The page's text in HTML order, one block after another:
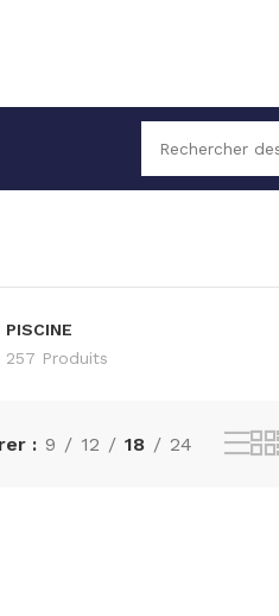
PISCINE
257 Produits
9 12 18 24